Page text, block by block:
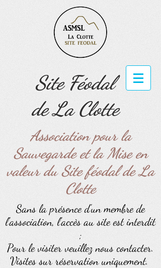
Site Féodal
de La Clotte
Association pour la
Sauvegarde et la Mise en
valeur du Site féodal de La
Clotte
Sans la présence d'un membre de
l'association, l'accès au site est interdit
;
Pour le visiter veuillez nous contacter.
Visites sur réservation uniquement.